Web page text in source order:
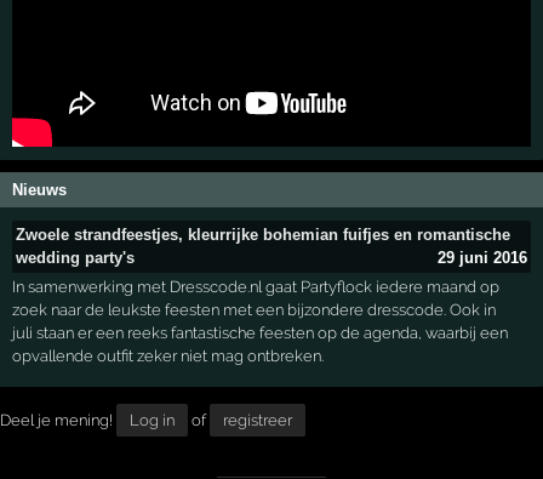
Nieuws
Zwoele strandfeestjes, kleurrijke bohemian fuifjes en romantische
wedding party's
29 juni 2016
In samenwerking met Dresscode.nl gaat Partyflock iedere maand op
zoek naar de leukste feesten met een bijzondere dresscode. Ook in
juli staan er een reeks fantastische feesten op de agenda, waarbij een
opvallende outfit zeker niet mag ontbreken.
Deel je mening! Log in of registreer